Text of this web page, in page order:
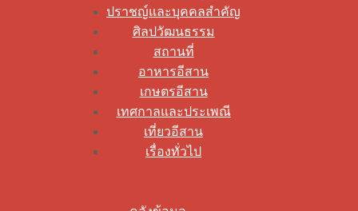
ปราชญ์และบุคคลสำคัญ
ศิลปวัฒนธรรม
สถานที่
อาหารอีสาน
เกษตรอีสาน
เทศกาลและประเพณี
เที่ยวอีสาน
เรื่องทั่วไป